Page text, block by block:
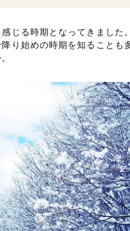
じる時期となってきました
り始めの時期を知ることも